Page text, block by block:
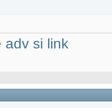
adv si link